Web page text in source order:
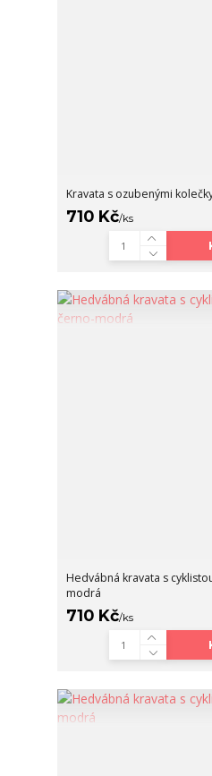
Kravata s ozubenými
710 Kč/ks
Hedvábná kravata s
modrá
710 Kč/ks